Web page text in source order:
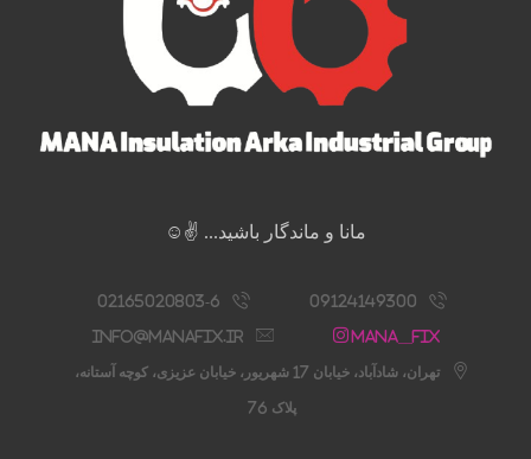
مانا و ماندگار باشید... ✌️☺️
09124149300
02165020803-6
Mana__fix
info@manafix.ir
تهران، شادآباد، خیابان 17 شهریور، خیابان عزیزی، کوچه آستانه،
پلاک 76